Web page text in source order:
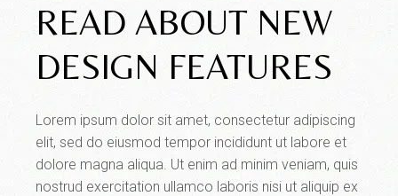
READ ABOUT NEW
DESIGN FEATURES
Lorem ipsum dolor sit amet, consectetur adipiscing
elit, sed do eiusmod tempor incididunt ut labore et
dolore magna aliqua. Ut enim ad minim veniam, quis
nostrud exercitation ullamco laboris nisi ut aliquip ex